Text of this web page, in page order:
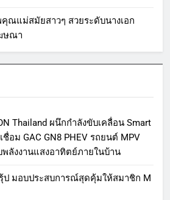
คุณแม่สมัยสาวๆ สวยระดับนางเอก
ษณา
Thailand ผนึกกำลังขับเคลื่อน Smart
ชื่อม GAC GN8 PHEV รถยนต์ MPV
พลังงานแสงอาทิตย์ภายในบ้าน
ป มอบประสบการณ์สุดคุ้มให้สมาชิก M